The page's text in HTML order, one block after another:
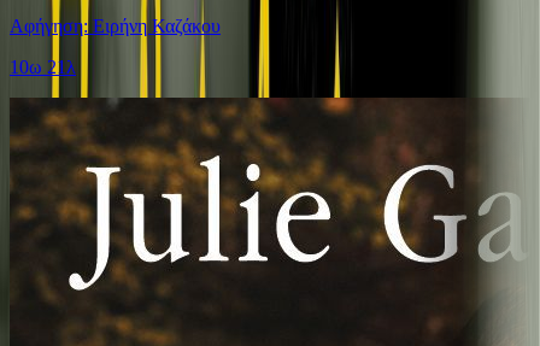
Αφήγηση: Ειρήνη Καζάκου
10ω 21λ